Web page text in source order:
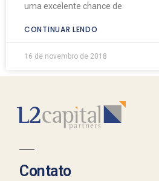
uma excelente chance de
CONTINUAR LENDO
16 de novembro de 2018
Contato